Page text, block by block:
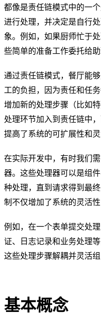
都像是责任链模式中的一
进行处理，并决定是自行
象。例如，如果厨师忙于
些简单的准备工作委托给助
通过责任链模式，餐厅能
工的负担，因为责任和任
增加新的处理步骤（比如
处理环节加入到责任链中
提高了系统的可扩展性和灵
在实际开发中，有时我们
器。这些处理器可以是组
种处理，直到请求得到最
制不仅增加了系统的灵活
例如，在一个表单提交处
证、日志记录和业务处理
这些处理步骤解耦并灵活组
基本概念